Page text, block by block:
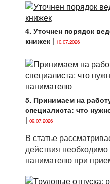
4. Уточнен порядок
книжек| 10.07.2026
5. Принимаем на
специалиста: что
| 09.07.2026
В статье
действия
нанимателю при